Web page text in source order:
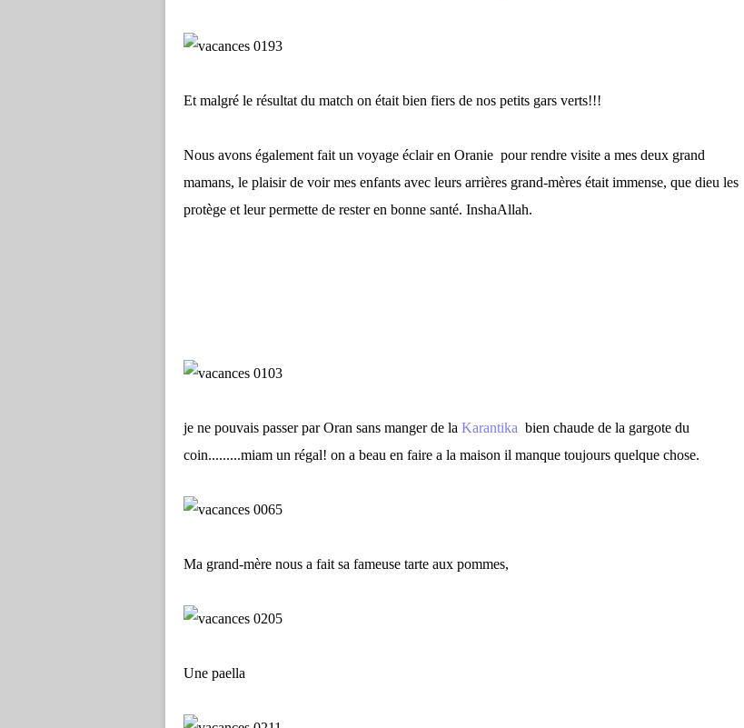
Et malgré le résultat du match on était bien fiers de nos petits gars verts!!!
Nous avons également fait un voyage éclair en Oranie pour rendre visite a mes deux grand
mamans, le plaisir de voir mes enfants avec leurs arrières grand-mères était immense, que dieu les
protège et leur permette de rester en bonne santé. InshaAllah.
je ne pouvais passer par Oran sans manger de la Karantika bien chaude de la gargote du
coin.........miam un régal! on a beau en faire a la maison il manque toujours quelque chose.
Ma grand-mère nous a fait sa fameuse tarte aux pommes,
Une paella